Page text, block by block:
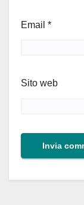
Email *
Sito web